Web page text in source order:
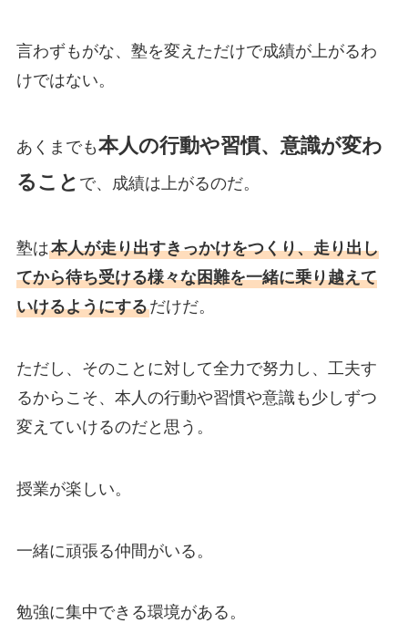
言わずもがな、塾を変えただけで成績が上がるわ
けではない。
あくまでも本人の行動や習慣、意識が変わ
ること で、成績は上がるのだ。
塾は本人が走り出すきっかけをつくり、走り出し
てから待ち受ける様々な困難を一緒に乗り越えて
いけるようにするだけだ。
ただし、そのことに対して全力で努力し、工夫す
るからこそ、本人の行動や習慣や意識も少しずつ
変えていけるのだと思う。
授業が楽しい。
一緒に頑張る仲間がいる。
勉強に集中できる環境がある。